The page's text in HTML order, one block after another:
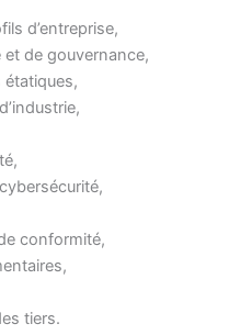
d’entreprise,
de gouvernance,
étatiques,
conformité,
tiers.